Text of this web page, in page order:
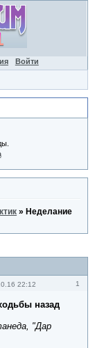
Войти
» Неделание
1
22:12
назад
"Дар